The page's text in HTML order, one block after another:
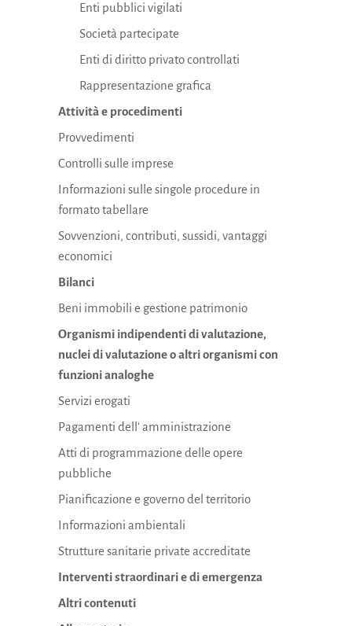
Enti pubblici vigilati
Società partecipate
Enti di diritto privato controllati
Rappresentazione grafica
Attività e procedimenti
Provvedimenti
Controlli sulle imprese
Informazioni sulle singole procedure in
formato tabellare
Sovvenzioni, contributi, sussidi, vantaggi
economici
Bilanci
Beni immobili e gestione patrimonio
Organismi indipendenti di valutazione,
nuclei di valutazione o altri organismi con
funzioni analoghe
Servizi erogati
Pagamenti dell' amministrazione
Atti di programmazione delle opere
pubbliche
Pianificazione e governo del territorio
Informazioni ambientali
Strutture sanitarie private accreditate
Interventi straordinari e di emergenza
Altri contenuti